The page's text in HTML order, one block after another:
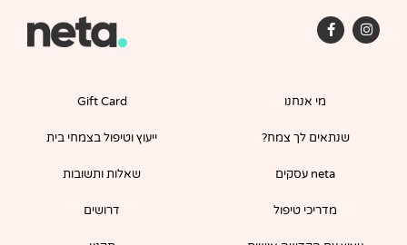
I
n
s
F
a
c
o
-
f
מי אנחנו
שנתאים לך צמח?
neta עסקים
מדריכי טיפול
Gift Card
ייעוץ וטיפול בצמחי בית
שאלות ותשובות
דרושים